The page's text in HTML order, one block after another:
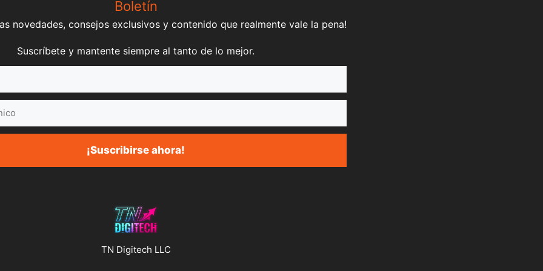
Boletín
novedades, consejos exclusivos y contenido que realmente vale la pena!
Suscríbete y mantente siempre al tanto de lo mejor.
¡Suscribirse ahora!
TN Digitech LLC